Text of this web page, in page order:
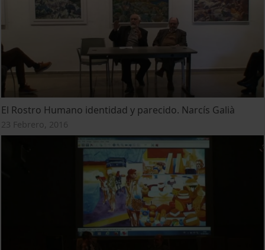
El Rostro Humano identidad y parecido. Narcís Galià
23 Febrero, 2016